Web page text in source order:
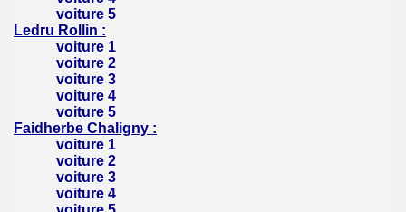
voiture 5
Ledru Rollin :
voiture 1
voiture 2
voiture 3
voiture 4
voiture 5
Faidherbe Chaligny :
voiture 1
voiture 2
voiture 3
voiture 4